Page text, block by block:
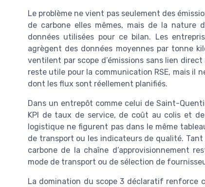
Le problème ne vient pas seulement des
de carbone elles mêmes, mais de la nature
données utilisées pour ce bilan. Les
agrègent des données moyennes par tonne
ventilent par scope d’émissions sans lien
reste utile pour la communication RSE, mais il
dont les flux sont réellement planifiés.
Dans un entrepôt comme celui de Saint-
KPI de taux de service, de coût au colis et
logistique ne figurent pas dans le même
de transport ou les indicateurs de qualité.
carbone de la chaîne d’approvisionnement
mode de transport ou de sélection de
La domination du scope 3 déclaratif renforce